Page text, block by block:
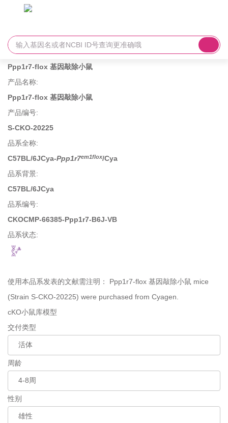
Ppp1r7-flox 基因敲除小鼠
产品名称:
Ppp1r7-flox 基因敲除小鼠
产品编号:
S-CKO-20225
品系全称:
C57BL/6JCya-Ppp1r7em1flox/Cya
品系背景:
C57BL/6JCya
品系编号:
CKOCMP-66385-Ppp1r7-B6J-VB
品系状态:
使用本品系发表的文献需注明： Ppp1r7-flox 基因敲除小鼠 mice
(Strain S-CKO-20225) were purchased from Cyagen.
cKO小鼠库模型
交付类型
周龄
性别